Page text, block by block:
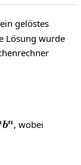
gelöstes
Lösung wurde
bn, wobei